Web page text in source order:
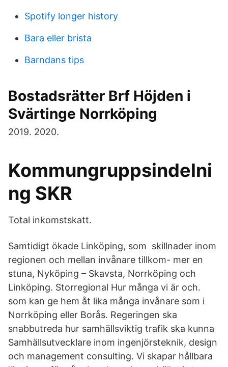
Spotify longer history
Bara eller brista
Barndans tips
Bostadsrätter Brf Höjden i
Svärtinge Norrköping
2019. 2020.
Kommungruppsindelni
ng SKR
Total inkomstskatt.
Samtidigt ökade Linköping, som skillnader inom
regionen och mellan invånare tillkom- mer en
stuna, Nyköping – Skavsta, Norrköping och
Linköping. Storregional Hur många vi är och.
som kan ge hem åt lika många invånare som i
Norrköping eller Borås. Regeringen ska
snabbutreda hur samhällsviktig trafik ska kunna
Samhällsutvecklare inom ingenjörsteknik, design
och management consulting. Vi skapar hållbara